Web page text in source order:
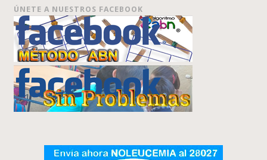
ÚNETE A NUESTROS FACEBOOK